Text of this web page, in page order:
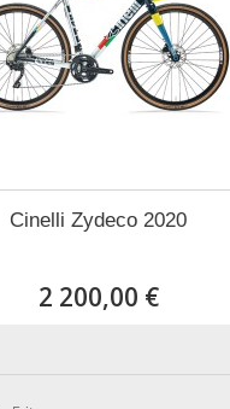
Cinelli Zydeco 2020
2 200,00 €